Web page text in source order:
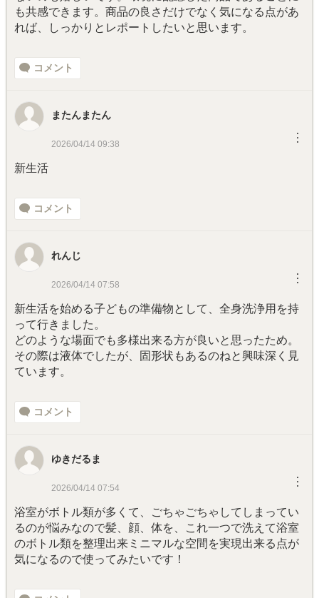
も共感できます。商品の良さだけでなく気になる点があ
れば、しっかりとレポートしたいと思います。
コメント
またんまたん
2026/04/14 09:38 ︙
新生活
コメント
れんじ
2026/04/14 07:58 ︙
新生活を始める子どもの準備物として、全身洗浄用を持
って行きました。
どのような場面でも多様出来る方が良いと思ったため。
その際は液体でしたが、固形状もあるのねと興味深く見
ています。
コメント
ゆきだるま
2026/04/14 07:54 ︙
浴室がボトル類が多くて、ごちゃごちゃしてしまってい
るのが悩みなので髪、顔、体を、これ一つで洗えて浴室
のボトル類を整理出来ミニマルな空間を実現出来る点が
気になるので使ってみたいです！